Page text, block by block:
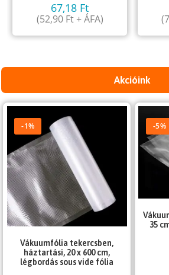
67,18 Ft
(52,90 Ft+ ÁFA) (
Akcióink
-1%
Vákuumfólia tekercsben,
háztartási, 20 x 600 cm,
légbordás sous vide fólia
-5%
35